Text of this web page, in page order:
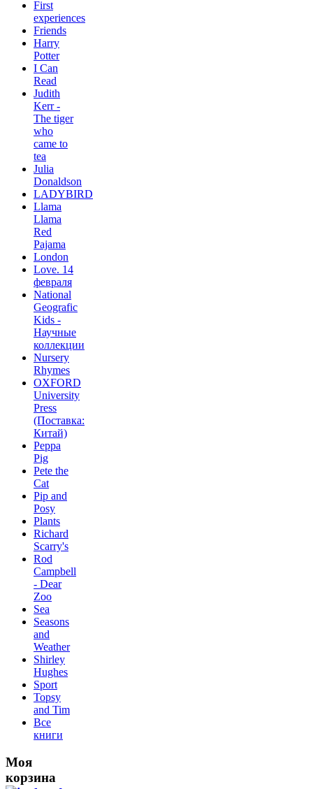
First
experiences
Friends
Harry
Potter
I Can
Read
Judith
Kerr -
The tiger
who
came to
tea
Julia
Donaldson
LADYBIRD
Llama
Llama
Red
Pajama
London
Love. 14
февраля
National
Geografic
Kids -
Научные
коллекции
Nursery
Rhymes
OXFORD
University
Press
(Поставка:
Китай)
Peppa
Pig
Pete the
Сat
Pip and
Posy
Plants
Richard
Scarry's
Rod
Campbell
- Dear
Zoo
Sea
Seasons
and
Weather
Shirley
Hughes
Sport
Topsy
and Tim
Все
книги
Моя
корзина